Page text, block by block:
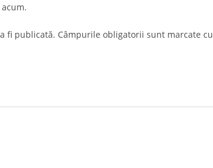
fi publicată. Câmpurile obligatorii sunt marcate cu